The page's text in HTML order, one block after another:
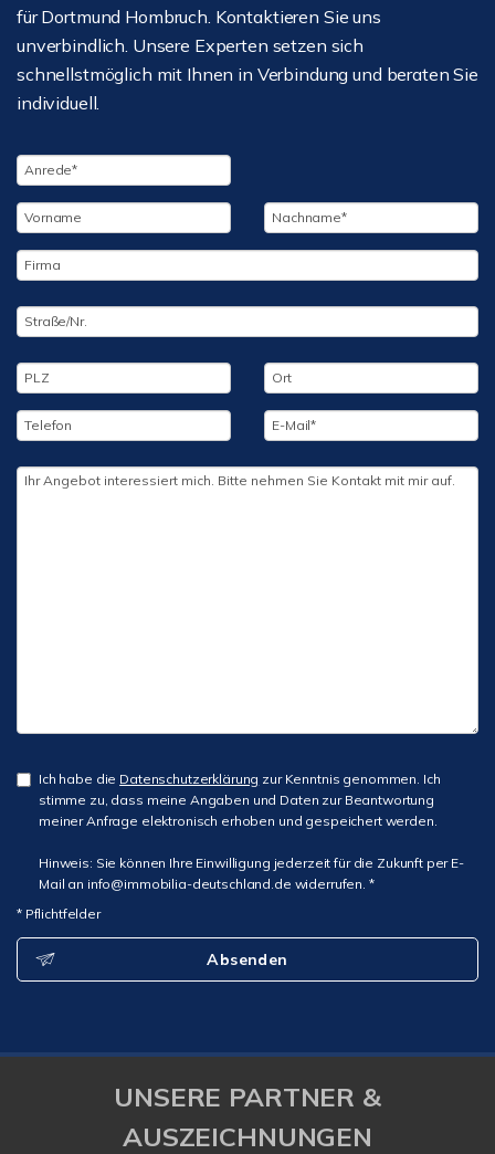
für Dortmund Hombruch. Kontaktieren Sie uns
unverbindlich. Unsere Experten setzen sich
schnellstmöglich mit Ihnen in Verbindung und beraten Sie
individuell.
Ich habe die Datenschutzerklärung zur Kenntnis genommen. Ich
stimme zu, dass meine Angaben und Daten zur Beantwortung
meiner Anfrage elektronisch erhoben und gespeichert werden.
Hinweis: Sie können Ihre Einwilligung jederzeit für die Zukunft per E-
Mail an info@immobilia-deutschland.de widerrufen. *
* Pflichtfelder
Absenden
UNSERE PARTNER &
AUSZEICHNUNGEN